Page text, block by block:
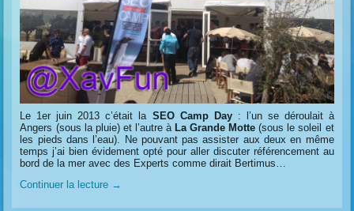
Le 1er juin 2013 c’était la SEO Camp Day: l’un se déroulait à
Angers (sous la pluie) et l’autre à La Grande Motte (sous le soleil et
les pieds dans l’eau). Ne pouvant pas assister aux deux en même
temps j’ai bien évidement opté pour aller discuter référencement au
bord de la mer avec des Experts comme dirait Bertimus…
Continuer la lecture →